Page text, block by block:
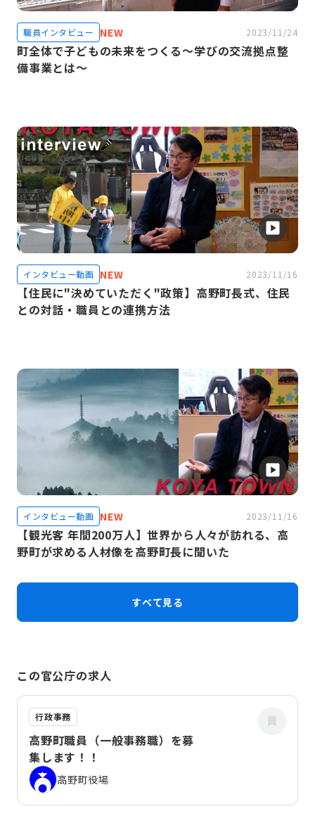
町全体で子どもの未来をつくる〜学びの交流拠点整
備事業とは～
職員インタビュー NEW 2023/11/24
【住民に"決めていただく"政策】高野町長式、住民
との対話・職員との連携方法
インタビュー動画 NEW 2023/11/16
【観光客 年間200万人】世界から人々が訪れる、高
野町が求める人材像を高野町長に聞いた
インタビュー動画 NEW 2023/11/16
すべて見る
この官公庁の求人
行政事務
高野町職員（一般事務職）を募
集します！！
高野町役場